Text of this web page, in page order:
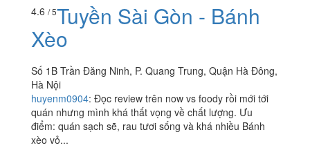
4.6 / 5Tuyền Sài Gòn - Bánh
Xèo
Số 1B Trần Đăng Ninh, P. Quang Trung, Quận Hà Đông,
Hà Nội
huyenm0904: Đọc review trên now vs foody rồi mới tới
quán nhưng mình khá thất vọng về chất lượng. Ưu
điểm: quán sạch sẽ, rau tươi sống và khá nhiều Bánh
xèo vỏ...